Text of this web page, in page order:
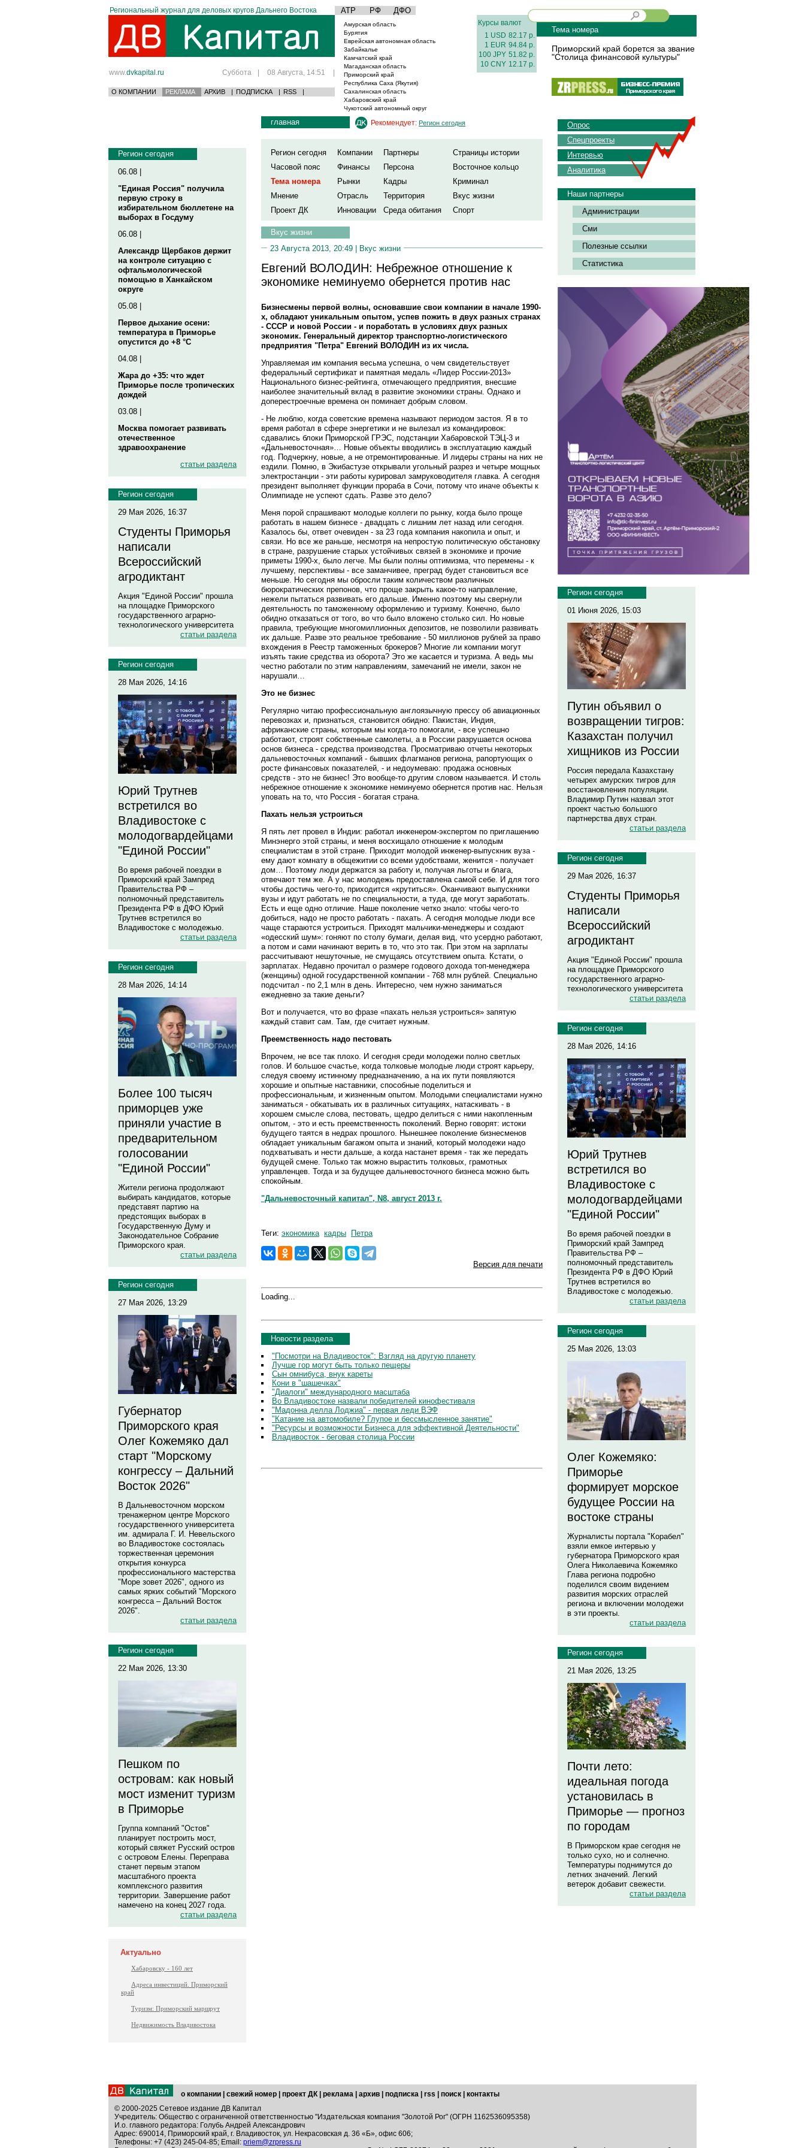
Региональный журнал для деловых кругов Дальнего Востока АТР РФ ДФО
www.dvkapital.ru Суббота | 08 Августа, 14:51 |
О КОМПАНИИ РЕКЛАМА АРХИВ | ПОДПИСКА | RSS |
Амурская область
Бурятия
Еврейская автономная область
Забайкалье
Камчатский край
Магаданская область
Приморский край
Республика Саха (Якутия)
Сахалинская область
Хабаровский край
Чукотский автономный округ
Курсы валют
1 USD 82.17 р.
1 EUR 94.84 р.
100 JPY 51.82 р.
10 CNY 12.17 р.
Тема номера
Приморский край борется за звание
"Столица финансовой культуры"
Регион сегодня
06.08 |
"Единая Россия" получила
первую строку в
избирательном бюллетене на
выборах в Госдуму
06.08 |
Александр Щербаков держит
на контроле ситуацию с
офтальмологической
помощью в Ханкайском
округе
05.08 |
Первое дыхание осени:
температура в Приморье
опустится до +8 °C
04.08 |
Жара до +35: что ждет
Приморье после тропических
дождей
03.08 |
Москва помогает развивать
отечественное
здравоохранение
статьи раздела
Регион сегодня
29 Мая 2026, 16:37
Студенты Приморья
написали
Всероссийский
агродиктант
Акция "Единой России" прошла
на площадке Приморского
государственного аграрно-
технологического университета
статьи раздела
Регион сегодня
28 Мая 2026, 14:16
Юрий Трутнев
встретился во
Владивостоке с
молодогвардейцами
"Единой России"
Во время рабочей поездки в
Приморский край Зампред
Правительства РФ –
полномочный представитель
Президента РФ в ДФО Юрий
Трутнев встретился во
Владивостоке с молодежью.
статьи раздела
Регион сегодня
28 Мая 2026, 14:14
Более 100 тысяч
приморцев уже
приняли участие в
предварительном
голосовании
"Единой России"
Жители региона продолжают
выбирать кандидатов, которые
представят партию на
предстоящих выборах в
Государственную Думу и
Законодательное Собрание
Приморского края.
статьи раздела
Регион сегодня
27 Мая 2026, 13:29
Губернатор
Приморского края
Олег Кожемяко дал
старт "Морскому
конгрессу – Дальний
Восток 2026"
В Дальневосточном морском
тренажерном центре Морского
государственного университета
им. адмирала Г. И. Невельского
во Владивостоке состоялась
торжественная церемония
открытия конкурса
профессионального мастерства
"Море зовет 2026", одного из
самых ярких событий "Морского
конгресса – Дальний Восток
2026".
статьи раздела
Регион сегодня
22 Мая 2026, 13:30
Пешком по
островам: как новый
мост изменит туризм
в Приморье
Группа компаний "Остов"
планирует построить мост,
который свяжет Русский остров
с островом Елены. Переправа
станет первым этапом
масштабного проекта
комплексного развития
территории. Завершение работ
намечено на конец 2027 года.
статьи раздела
Актуально
Хабаровску - 160 лет
Адреса инвестиций. Приморский
край
Туризм: Приморский маршрут
Недвижимость Владивостока
главная Рекомендует: Регион сегодня
Регион сегодня Компании Партнеры
Страницы истории
Часовой пояс
Финансы Персона
Восточное кольцо
Тема номера
Рынки Кадры
Криминал
Мнение
Отрасль Территория
Вкус жизни
Проект ДК
Инновации Среда обитания Спорт
Вкус жизни
23 Августа 2013, 20:49 | Вкус жизни
Евгений ВОЛОДИН: Небрежное отношение к
экономике неминуемо обернется против нас
Бизнесмены первой волны, основавшие свои компании в начале 1990-
х, обладают уникальным опытом, успев пожить в двух разных странах
- СССР и новой России - и поработать в условиях двух разных
экономик. Генеральный директор транспортно-логистического
предприятия "Петра" Евгений ВОЛОДИН из их числа.
Управляемая им компания весьма успешна, о чем свидетельствует
федеральный сертификат и памятная медаль «Лидер России-2013»
Национального бизнес-рейтинга, отмечающего предприятия, внесшие
наиболее значительный вклад в развитие экономики страны. Однако и
доперестроечные времена он поминает добрым словом.
- Не люблю, когда советские времена называют периодом застоя. Я в то
время работал в сфере энергетики и не вылезал из командировок:
сдавались блоки Приморской ГРЭС, подстанции Хабаровской ТЭЦ-3 и
«Дальневосточная»… Новые объекты вводились в эксплуатацию каждый
год. Подчеркну, новые, а не отремонтированные. И лидеры страны на них не
ездили. Помню, в Экибастузе открывали угольный разрез и четыре мощных
электростанции - эти работы курировал замруководителя главка. А сегодня
президент выполняет функции прораба в Сочи, потому что иначе объекты к
Олимпиаде не успеют сдать. Разве это дело?
Меня порой спрашивают молодые коллеги по рынку, когда было проще
работать в нашем бизнесе - двадцать с лишним лет назад или сегодня.
Казалось бы, ответ очевиден - за 23 года компания накопила и опыт, и
связи. Но все же раньше, несмотря на непростую политическую обстановку
в стране, разрушение старых устойчивых связей в экономике и прочие
приметы 1990-х, было легче. Мы были полны оптимизма, что перемены - к
лучшему, перспективы - все заманчивее, преград будет становиться все
меньше. Но сегодня мы обросли таким количеством различных
бюрократических препонов, что проще закрыть какое-то направление,
нежели пытаться развивать его дальше. Именно поэтому мы свернули
деятельность по таможенному оформлению и туризму. Конечно, было
обидно отказаться от того, во что было вложено столько сил. Но новые
правила, требующие многомиллионных депозитов, не позволили развивать
их дальше. Разве это реальное требование - 50 миллионов рублей за право
вхождения в Реестр таможенных брокеров? Многие ли компании могут
изъять такие средства из оборота? Это же касается и туризма. А ведь мы
честно работали по этим направлениям, замечаний не имели, закон не
нарушали…
Это не бизнес
Регулярно читаю профессиональную англоязычную прессу об авиационных
перевозках и, признаться, становится обидно: Пакистан, Индия,
африканские страны, которым мы когда-то помогали, - все успешно
работают, строят собственные самолеты, а в России разрушается основа
основ бизнеса - средства производства. Просматриваю отчеты некоторых
дальневосточных компаний - бывших флагманов региона, рапортующих о
росте финансовых показателей, - и недоумеваю: продажа основных
средств - это не бизнес! Это вообще-то другим словом называется. И столь
небрежное отношение к экономике неминуемо обернется против нас. Нельзя
уповать на то, что Россия - богатая страна.
Пахать нельзя устроиться
Я пять лет провел в Индии: работал инженером-экспертом по приглашению
Минэнерго этой страны, и меня восхищало отношение к молодым
специалистам в этой стране. Приходит молодой инженер-выпускник вуза -
ему дают комнату в общежитии со всеми удобствами, женится - получает
дом… Поэтому люди держатся за работу и, получая льготы и блага,
отвечают тем же. А у нас молодежь предоставлена самой себе. И для того
чтобы достичь чего-то, приходится «крутиться». Оканчивают выпускники
вузы и идут работать не по специальности, а туда, где могут заработать.
Есть и еще одно отличие. Наше поколение четко знало: чтобы чего-то
добиться, надо не просто работать - пахать. А сегодня молодые люди все
чаще стараются устроиться. Приходят мальчики-менеджеры и создают
«одесский шум»: гоняют по столу бумаги, делая вид, что усердно работают,
а потом и сами начинают верить в то, что это так. При этом на зарплаты
рассчитывают нешуточные, не смущаясь отсутствием опыта. Кстати, о
зарплатах. Недавно прочитал о размере годового дохода топ-менеджера
(женщины) одной государственной компании - 768 млн рублей. Специально
подсчитал - по 2,1 млн в день. Интересно, чем нужно заниматься
ежедневно за такие деньги?
Вот и получается, что во фразе «пахать нельзя устроиться» запятую
каждый ставит сам. Там, где считает нужным.
Преемственность надо пестовать
Впрочем, не все так плохо. И сегодня среди молодежи полно светлых
голов. И большое счастье, когда толковые молодые люди строят карьеру,
следуя своему истинному предназначению, а на их пути появляются
хорошие и опытные наставники, способные поделиться и
профессиональным, и жизненным опытом. Молодыми специалистами нужно
заниматься - обкатывать их в различных ситуациях, натаскивать - в
хорошем смысле слова, пестовать, щедро делиться с ними накопленным
опытом, - это и есть преемственность поколений. Верно говорят: истоки
будущего таятся в недрах прошлого. Нынешнее поколение бизнесменов
обладает уникальным багажом опыта и знаний, который молодежи надо
подхватывать и нести дальше, а когда настанет время - так же передать
будущей смене. Только так можно вырастить толковых, грамотных
управленцев. Тогда и за будущее дальневосточного бизнеса можно быть
спокойным.
"Дальневосточный капитал", N8, август 2013 г.
Теги: экономика кадры Петра
Версия для печати
Loading...
Новости раздела
"Посмотри на Владивосток": Взгляд на другую планету
Лучше гор могут быть только пещеры
Сын омнибуса, внук кареты
Кони в "шашечках"
"Диалоги" международного масштаба
Во Владивостоке назвали победителей кинофестиваля
"Мадонна делла Лоджиа" - первая леди ВЭФ
"Катание на автомобиле? Глупое и бессмысленное занятие"
"Ресурсы и возможности Бизнеса для эффективной Деятельности"
Владивосток - беговая столица России
Опрос
Спецпроекты
Интервью
Аналитика
Наши партнеры
Администрации
Сми
Полезные ссылки
Статистика
Регион сегодня
01 Июня 2026, 15:03
Путин объявил о
возвращении тигров:
Казахстан получил
хищников из России
Россия передала Казахстану
четырех амурских тигров для
восстановления популяции.
Владимир Путин назвал этот
проект частью большого
партнерства двух стран.
статьи раздела
Регион сегодня
29 Мая 2026, 16:37
Студенты Приморья
написали
Всероссийский
агродиктант
Акция "Единой России" прошла
на площадке Приморского
государственного аграрно-
технологического университета
статьи раздела
Регион сегодня
28 Мая 2026, 14:16
Юрий Трутнев
встретился во
Владивостоке с
молодогвардейцами
"Единой России"
Во время рабочей поездки в
Приморский край Зампред
Правительства РФ –
полномочный представитель
Президента РФ в ДФО Юрий
Трутнев встретился во
Владивостоке с молодежью.
статьи раздела
Регион сегодня
25 Мая 2026, 13:03
Олег Кожемяко:
Приморье
формирует морское
будущее России на
востоке страны
Журналисты портала "Корабел"
взяли емкое интервью у
губернатора Приморского края
Олега Николаевича Кожемяко
Глава региона подробно
поделился своим видением
развития морских отраслей
региона и включении молодежи
в эти проекты.
статьи раздела
Регион сегодня
21 Мая 2026, 13:25
Почти лето:
идеальная погода
установилась в
Приморье — прогноз
по городам
В Приморском крае сегодня не
только сухо, но и солнечно.
Температуры поднимутся до
летних значений. Легкий
ветерок добавит свежести.
статьи раздела
о компании свежий номер проект ДК реклама архив подписка rss поиск
контакты
© 2000-2025 Сетевое издание ДВ Капитал
Учредитель: Общество с ограниченной ответственностью "Издательская компания "Золотой Рог" (ОГРН 1162536095358)
И.о. главного редактора: Голубь Андрей Александрович
Адрес: 690014, Приморский край, г. Владивосток, ул. Некрасовская д. 36 «Б», офис 606;
Телефоны: +7 (423) 245-04-85; Email: priem@zrpress.ru